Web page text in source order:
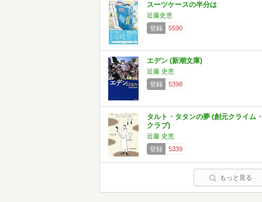
スーツケースの半分は
近藤史恵
登録
5590
エデン (新潮文庫)
近藤 史恵
登録
5398
タルト・タタンの夢 (創元クライム
クラブ)
近藤 史恵
登録
5339
もっと見る